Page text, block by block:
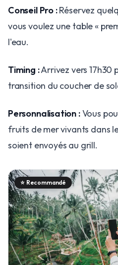
Conseil Pro :Réservez
vous voulez une table «
l'eau.
Timing :Arrivez vers 17h30
transition du coucher de
Personnalisation :Vous
fruits de mer vivants dans
soient envoyés au grill.
⭐ Recommandé